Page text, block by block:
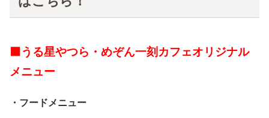
⬛うる星やつら・めぞん一刻カフェオリジナル
メニュー
・フードメニュー